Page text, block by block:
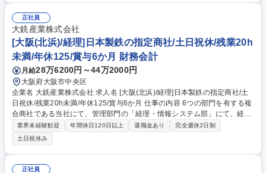
業務、◎税務関連業務、◎固定資産管理業務、◎資金管理業務、◎その他
財務DXプロジェクトへの参加など、◎課長職(管理職)として経営管理部門
の一員として会社全体の業務効率化や管理体制の強化、収益改善 【募集背
景】欠員補充のため 募集職種 ★経営管理部/経理管理職候補【日清食品グ
ループ/フルフレックス･在宅勤務可】
正社員
大銑産業株式会社
[大阪(北浜)/経理]日本製鉄の指定商社/土日祝休/残業20h
未満/年休125/賞与6か月 財務会計
月給28万6200円～44万2000円
大阪府大阪市中央区
企業名 大銑産業株式会社 求人名 [大阪(北浜)/経理]日本製鉄の指定商社/土
日祝休/残業20h未満/年休125/賞与6か月 仕事の内容 6つの部門を有する複
合商社である当社にて、管理部門の「経理・情報システム部」にて、経
理・財務から社内システム運用まで、バックオフィス業務を幅広くお任せ
します。 ＼具体的な業務内容／ ■1年目：銀行への出入金管理・経理業務
の基礎習得 ■2～3年目：経理業務全般の高度化、税務業務のフォロー、シ
ステム面の深い理解を進め、経理・情報システム部として全社的に対応で
きる人材へ成長。入社後、実務を通じて段階的にスキルを磨き、経理部門
業界未経験歓迎 年間休日120日以上 退職金あり
完全週休2日制
土日祝休み
正社員